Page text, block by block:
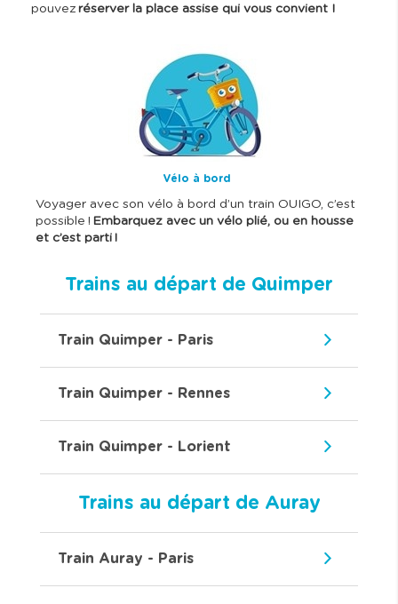
pouvez réserver la place assise qui vous convient !
Vélo à bord
Voyager avec son vélo à bord d’un train OUIGO, c’est
possible ! Embarquez avec un vélo plié, ou en housse
et c’est parti !
Trains au départ de Quimper
Train Quimper - Paris
Train Quimper - Rennes
Train Quimper - Lorient
Trains au départ de Auray
Train Auray - Paris